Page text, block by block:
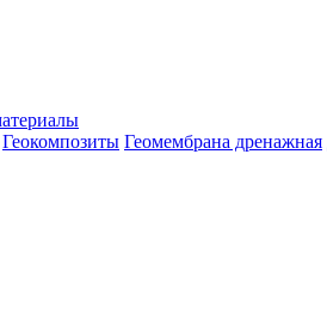
Геокомпозиты Геомембрана дренажная